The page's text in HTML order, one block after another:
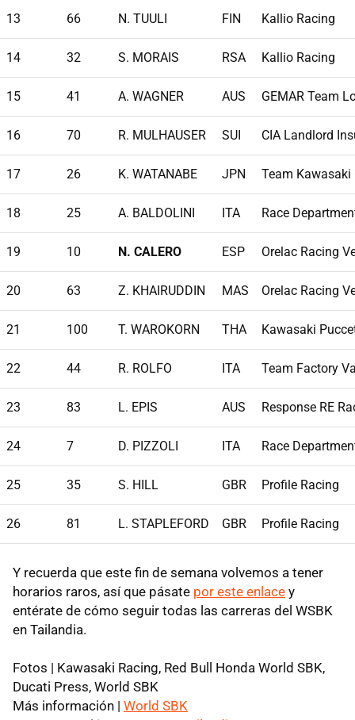
13 66 N. TUULI FIN Kallio Racing
14 32 S. MORAIS RSA Kallio Racing
15 41 A. WAGNER AUS GEMAR Team
16 70 R. MULHAUSER SUI CIA Landlord
17 26 K. WATANABE JPN Team Kawasaki
18 25 A. BALDOLINI ITA Race
19 10 N. CALERO ESP Orelac Racing
20 63 Z. KHAIRUDDIN MAS Orelac Racing
21 100 T. WAROKORN THA Kawasaki
22 44 R. ROLFO ITA Team Factory
23 83 L. EPIS AUS Response RE
24 7 D. PIZZOLI ITA Race
25 35 S. HILL GBR Profile Racing
26 81 L. STAPLEFORD GBR Profile Racing
Y recuerda que este fin de semana volvemos a tener
horarios raros, así que pásate por este enlace y
entérate de cómo seguir todas las carreras del WSBK
en Tailandia.
Fotos | Kawasaki Racing, Red Bull Honda World SBK,
Ducati Press, World SBK
Más información | World SBK